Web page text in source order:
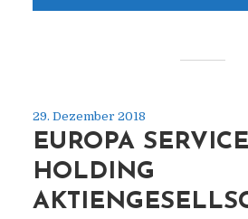
29. Dezember 2018
EUROPA SERVICE
HOLDING